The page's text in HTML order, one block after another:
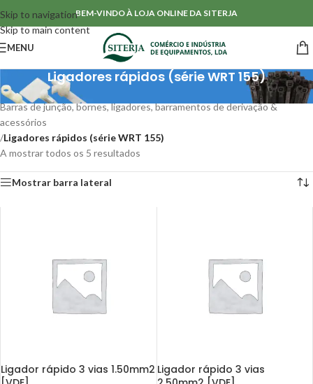
Skip to navigation
Skip to main content
BEM-VINDO À LOJA ONLINE DA SITERJA
MENU
Ligadores rápidos (série WRT 155)
Início/ Acessórios para Cablagens
Barras de junção, bornes, ligadores, barramentos de derivação &
acessórios
/Ligadores rápidos (série WRT 155)
A mostrar todos os 5 resultados
Mostrar barra lateral
Ligador rápido 3 vias 1.50mm2 Ligador rápido 3 vias